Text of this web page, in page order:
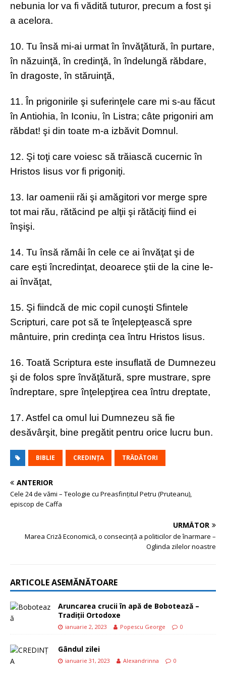
nebunia lor va fi vădită tuturor, precum a fost şi
a acelora.
10. Tu însă mi-ai urmat în învăţătură, în purtare,
în năzuinţă, în credinţă, în îndelungă răbdare,
în dragoste, în stăruinţă,
11. În prigonirile şi suferinţele care mi s-au făcut
în Antiohia, în Iconiu, în Listra; câte prigoniri am
răbdat! şi din toate m-a izbăvit Domnul.
12. Şi toţi care voiesc să trăiască cucernic în
Hristos Iisus vor fi prigoniţi.
13. Iar oamenii răi şi amăgitori vor merge spre
tot mai rău, rătăcind pe alţii şi rătăciţi fiind ei
înşişi.
14. Tu însă rămâi în cele ce ai învăţat şi de
care eşti încredinţat, deoarece ştii de la cine le-
ai învăţat,
15. Şi fiindcă de mic copil cunoşti Sfintele
Scripturi, care pot să te înţelepţească spre
mântuire, prin credinţa cea întru Hristos Iisus.
16. Toată Scriptura este insuflată de Dumnezeu
şi de folos spre învăţătură, spre mustrare, spre
îndreptare, spre înţelepţirea cea întru dreptate,
17. Astfel ca omul lui Dumnezeu să fie
desăvârşit, bine pregătit pentru orice lucru bun.
BIBLIE CREDINȚA TRĂDĂTORI
ANTERIOR
Cele 24 de vămi – Teologie cu Preasfințitul Petru (Pruteanu),
episcop de Caffa
URMĂTOR
Marea Criză Economică, o consecință a politicilor de înarmare –
Oglinda zilelor noastre
ARTICOLE ASEMĂNĂTOARE
Aruncarea crucii în apă de Bobotează –
Tradiții Ortodoxe
ianuarie 2, 2023 Popescu George 0
Gândul zilei
ianuarie 31, 2023 Alexandrinna 0